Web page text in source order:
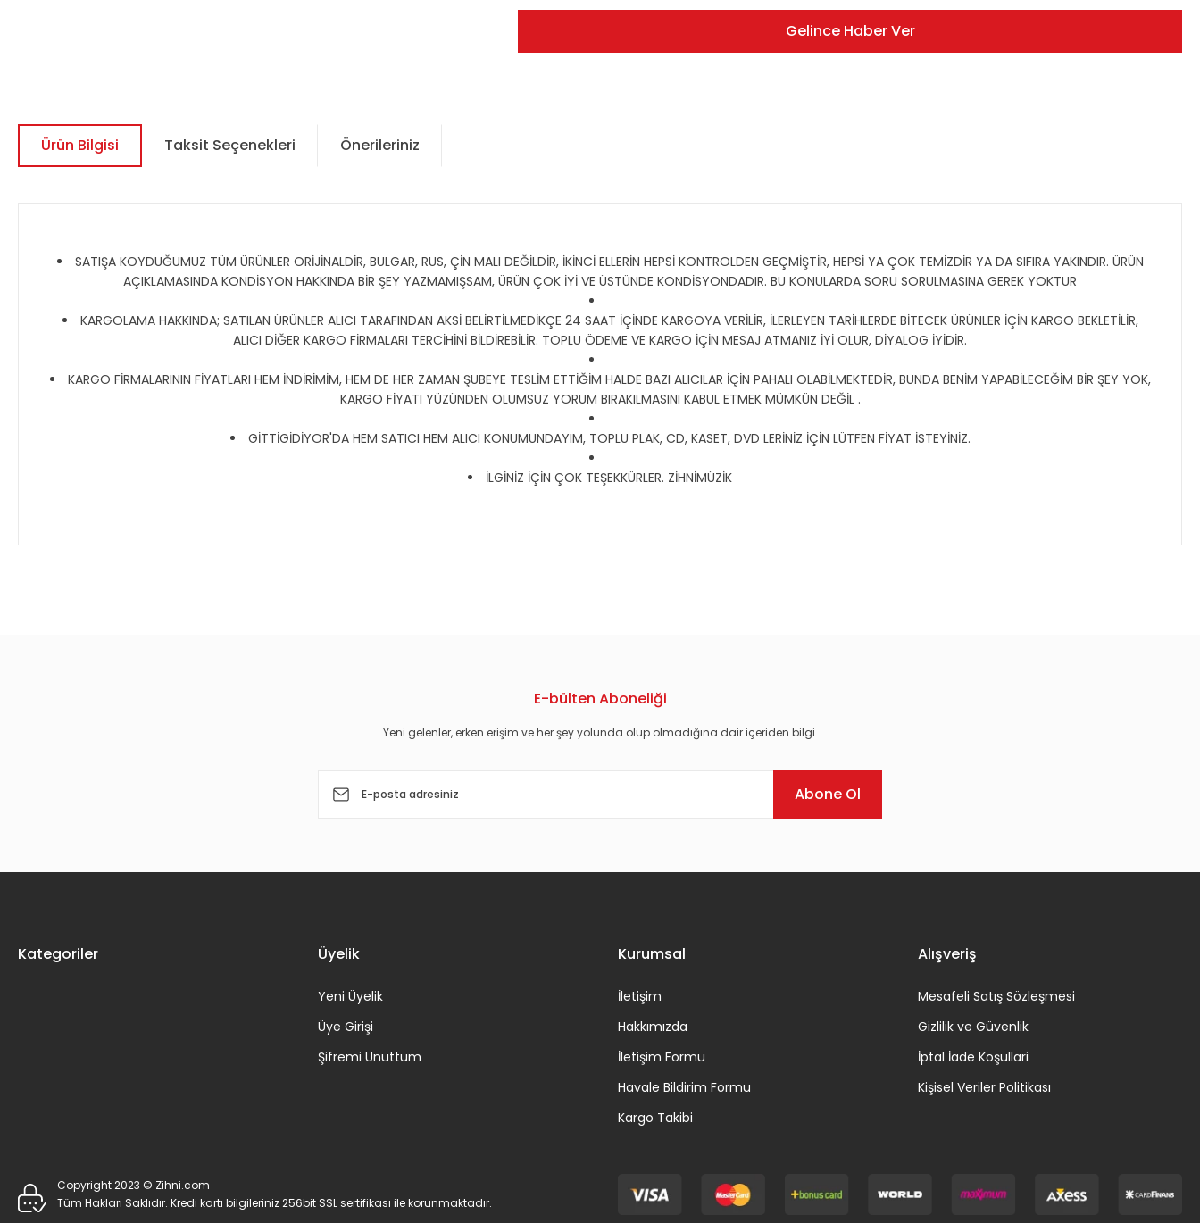
Gelince Haber Ver
Ürün Bilgisi Taksit Seçenekleri Önerileriniz
SATIŞA KOYDUĞUMUZ TÜM ÜRÜNLER ORİJİNALDİR, BULGAR, RUS, ÇİN MALI DEĞİLDİR, İKİNCİ ELLERİN HEPSİ KONTROLDEN GEÇMİŞTİR, HEPSİ YA ÇOK TEMİZDİR YA DA SIFIRA YAKINDIR. ÜRÜN
AÇIKLAMASINDA KONDİSYON HAKKINDA BİR ŞEY YAZMAMIŞSAM, ÜRÜN ÇOK İYİ VE ÜSTÜNDE KONDİSYONDADIR. BU KONULARDA SORU SORULMASINA GEREK YOKTUR
KARGOLAMA HAKKINDA; SATILAN ÜRÜNLER ALICI TARAFINDAN AKSİ BELİRTİLMEDİKÇE 24 SAAT İÇİNDE KARGOYA VERİLİR, İLERLEYEN TARİHLERDE BİTECEK ÜRÜNLER İÇİN KARGO BEKLETİLİR,
ALICI DİĞER KARGO FİRMALARI TERCİHİNİ BİLDİREBİLİR. TOPLU ÖDEME VE KARGO İÇİN MESAJ ATMANIZ İYİ OLUR, DİYALOG İYİDİR.
KARGO FİRMALARININ FİYATLARI HEM İNDİRİMİM, HEM DE HER ZAMAN ŞUBEYE TESLİM ETTİĞİM HALDE BAZI ALICILAR İÇİN PAHALI OLABİLMEKTEDİR, BUNDA BENİM YAPABİLECEĞİM BİR ŞEY YOK,
KARGO FİYATI YÜZÜNDEN OLUMSUZ YORUM BIRAKILMASINI KABUL ETMEK MÜMKÜN DEĞİL .
GİTTİGİDİYOR'DA HEM SATICI HEM ALICI KONUMUNDAYIM, TOPLU PLAK, CD, KASET, DVD LERİNİZ İÇİN LÜTFEN FİYAT İSTEYİNİZ.
İLGİNİZ İÇİN ÇOK TEŞEKKÜRLER. ZİHNİMÜZİK
E-bülten Aboneliği
Yeni gelenler, erken erişim ve her şey yolunda olup olmadığına dair içeriden bilgi.
Abone Ol
Kategoriler Üyelik
Yeni Üyelik
Üye Girişi
Şifremi Unuttum
Kurumsal
İletişim
Hakkımızda
İletişim Formu
Havale Bildirim Formu
Kargo Takibi
Alışveriş
Mesafeli Satış Sözleşmesi
Gizlilik ve Güvenlik
İptal İade Koşullari
Kişisel Veriler Politikası
Copyright 2023 © Zihni.com
Tüm Hakları Saklıdır. Kredi kartı bilgileriniz 256bit SSL sertifikası ile korunmaktadır.